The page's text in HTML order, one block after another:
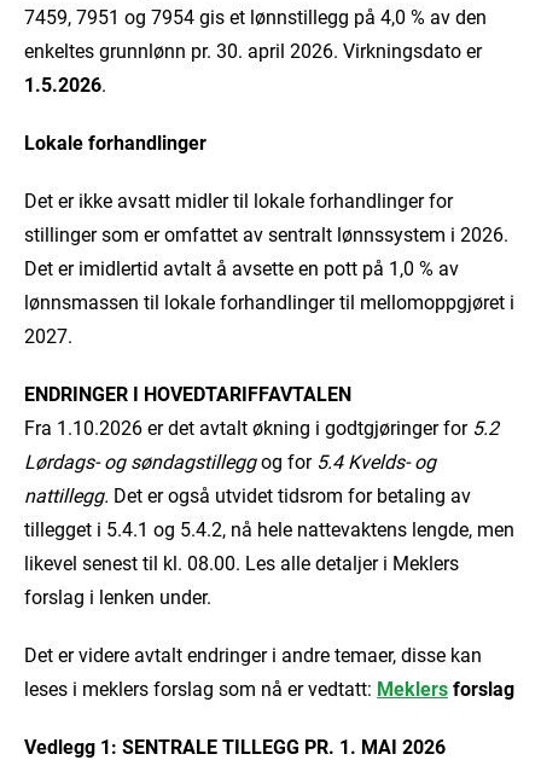
7459, 7951 og 7954 gis et lønnstillegg på 4,0 % av den
enkeltes grunnlønn pr. 30. april 2026. Virkningsdato er
1.5.2026.
Lokale forhandlinger
Det er ikke avsatt midler til lokale forhandlinger for
stillinger som er omfattet av sentralt lønnssystem i 2026.
Det er imidlertid avtalt å avsette en pott på 1,0 % av
lønnsmassen til lokale forhandlinger til mellomoppgjøret i
2027.
ENDRINGER I HOVEDTARIFFAVTALEN
Fra 1.10.2026 er det avtalt økning i godtgjøringer for 5.2
Lørdags- og søndagstilleggog for 5.4 Kvelds- og
nattillegg. Det er også utvidet tidsrom for betaling av
tillegget i 5.4.1 og 5.4.2, nå hele nattevaktens lengde, men
likevel senest til kl. 08.00. Les alle detaljer i Meklers
forslag i lenken under.
Det er videre avtalt endringer i andre temaer, disse kan
leses i meklers forslag som nå er vedtatt: Meklersforslag
Vedlegg 1: SENTRALE TILLEGG PR. 1. MAI 2026